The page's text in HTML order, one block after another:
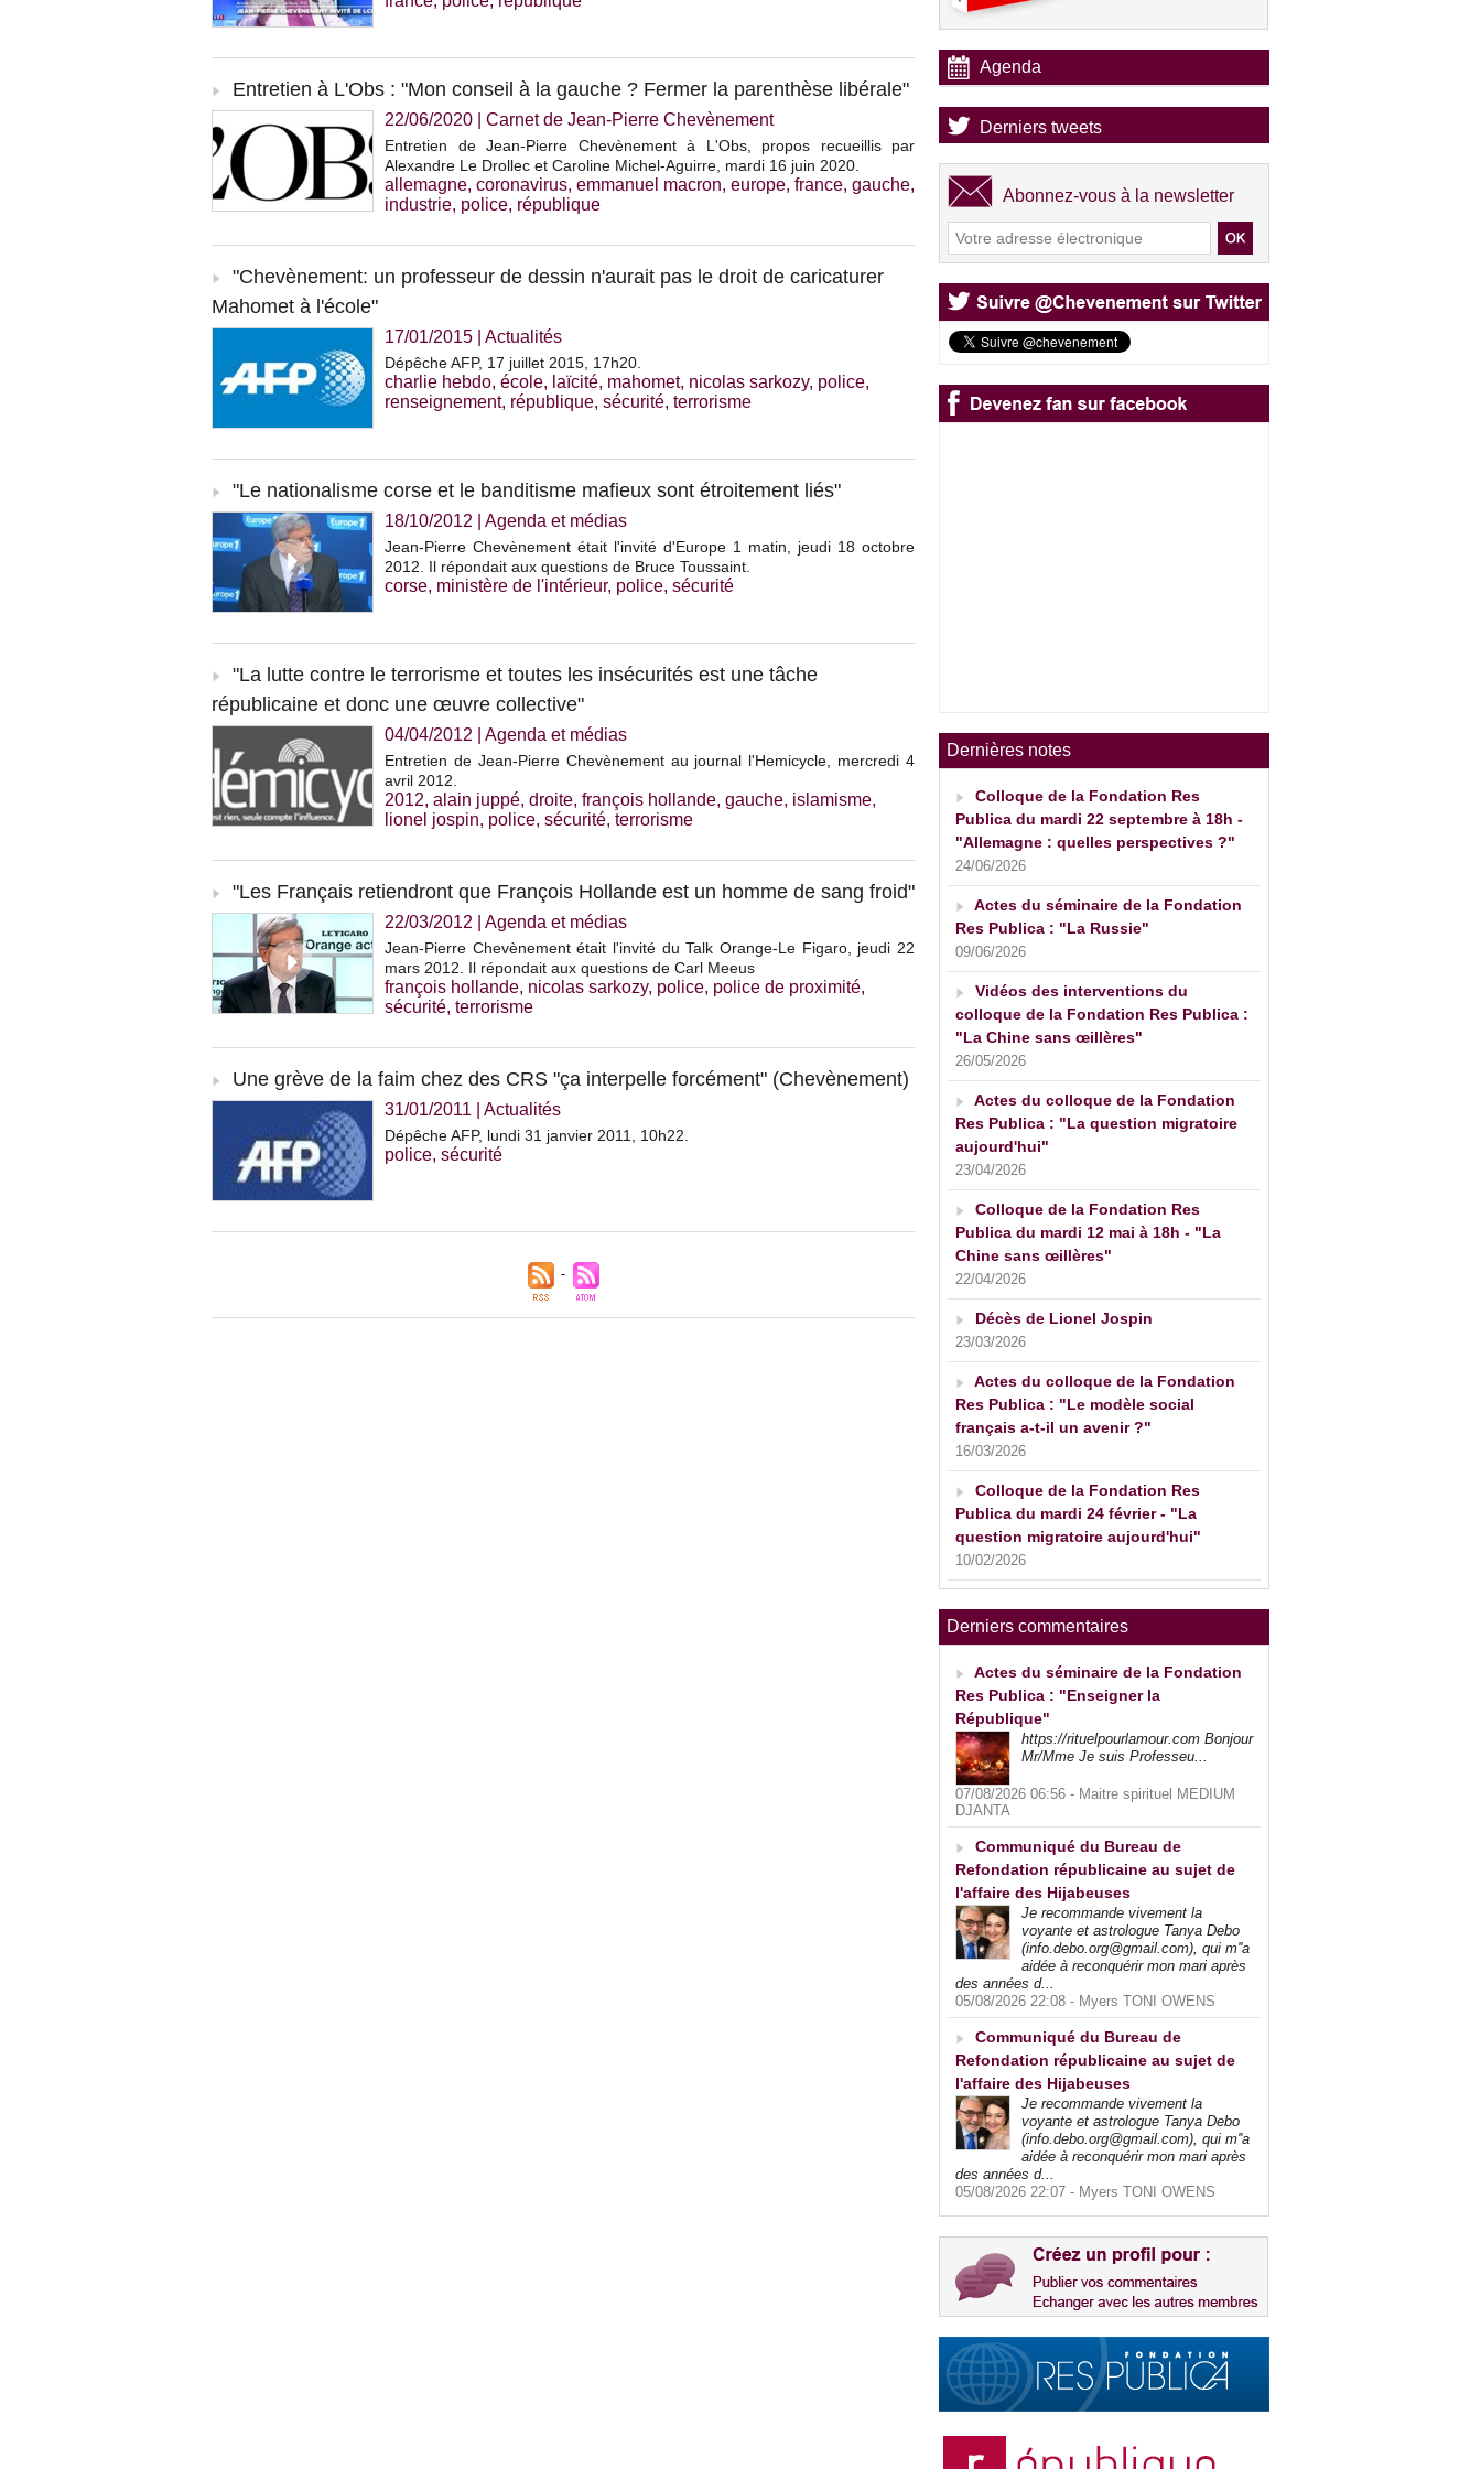
Entretien à L'Obs : "Mon conseil à la gauche ? Fermer la parenthèse libérale"
22/06/2020 Carnet de Jean-Pierre Chevènement
Entretien de Jean-Pierre Chevènement à L'Obs, propos recueillis par
Alexandre Le Drollec et Caroline Michel-Aguirre, mardi 16 juin 2020.
allemagne, coronavirus, emmanuel macron, europe, france, gauche,
industrie, police, république
"Chevènement: un professeur de dessin n'aurait pas le droit de caricaturer
Mahomet à l'école"
17/01/2015 Actualités
Dépêche AFP, 17 juillet 2015, 17h20.
charlie hebdo, école, laïcité, mahomet, nicolas sarkozy, police,
renseignement, république, sécurité, terrorisme
"Le nationalisme corse et le banditisme mafieux sont étroitement liés"
18/10/2012 Agenda et médias
Jean-Pierre Chevènement était l'invité d'Europe 1 matin, jeudi 18 octobre
2012. Il répondait aux questions de Bruce Toussaint.
corse, ministère de l'intérieur, police, sécurité
"La lutte contre le terrorisme et toutes les insécurités est une tâche
républicaine et donc une œuvre collective"
04/04/2012 Agenda et médias
Entretien de Jean-Pierre Chevènement au journal l'Hemicycle, mercredi 4
avril 2012.
2012, alain juppé, droite, françois hollande, gauche, islamisme,
lionel jospin, police, sécurité, terrorisme
"Les Français retiendront que François Hollande est un homme de sang froid"
22/03/2012 Agenda et médias
Jean-Pierre Chevènement était l'invité du Talk Orange-Le Figaro, jeudi 22
mars 2012. Il répondait aux questions de Carl Meeus
françois hollande, nicolas sarkozy, police, police de proximité,
sécurité, terrorisme
Une grève de la faim chez des CRS "ça interpelle forcément" (Chevènement)
31/01/2011 Actualités
Dépêche AFP, lundi 31 janvier 2011, 10h22.
police, sécurité
Agenda
Derniers tweets
Abonnez-vous à la newsletter
Dernières notes
Colloque de la Fondation Res
Publica du mardi 22 septembre à 18h -
"Allemagne : quelles perspectives ?"
24/06/2026
Actes du séminaire de la Fondation
Res Publica : "La Russie"
09/06/2026
Vidéos des interventions du
colloque de la Fondation Res Publica :
"La Chine sans œillères"
26/05/2026
Actes du colloque de la Fondation
Res Publica : "La question migratoire
aujourd'hui"
23/04/2026
Colloque de la Fondation Res
Publica du mardi 12 mai à 18h - "La
Chine sans œillères"
22/04/2026
Décès de Lionel Jospin
23/03/2026
Actes du colloque de la Fondation
Res Publica : "Le modèle social
français a-t-il un avenir ?"
16/03/2026
Colloque de la Fondation Res
Publica du mardi 24 février - "La
question migratoire aujourd'hui"
10/02/2026
Derniers commentaires
Actes du séminaire de la Fondation
Res Publica : "Enseigner la
République"
https://rituelpourlamour.com Bonjour
Mr/Mme Je suis Professeu...
07/08/2026 06:56 - Maitre spirituel MEDIUM
DJANTA
Communiqué du Bureau de
Refondation républicaine au sujet de
l'affaire des Hijabeuses
Je recommande vivement la
voyante et astrologue Tanya Debo
(info.debo.org@gmail.com), qui m''a
aidée à reconquérir mon mari après
des années d...
05/08/2026 22:08 - Myers TONI OWENS
Communiqué du Bureau de
Refondation républicaine au sujet de
l'affaire des Hijabeuses
Je recommande vivement la
voyante et astrologue Tanya Debo
(info.debo.org@gmail.com), qui m''a
aidée à reconquérir mon mari après
des années d...
05/08/2026 22:07 - Myers TONI OWENS